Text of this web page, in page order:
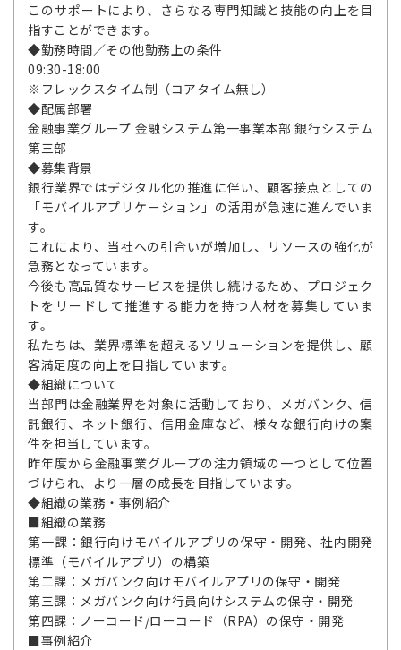
このサポートにより、さらなる専門知識と技能の向上を目
指すことができます。
◆勤務時間／その他勤務上の条件
09:30-18:00
※フレックスタイム制（コアタイム無し）
◆配属部署
金融事業グループ 金融システム第一事業本部 銀行システム
第三部
◆募集背景
銀行業界ではデジタル化の推進に伴い、顧客接点としての
「モバイルアプリケーション」の活用が急速に進んでいま
す。
これにより、当社への引合いが増加し、リソースの強化が
急務となっています。
今後も高品質なサービスを提供し続けるため、プロジェク
トをリードして推進する能力を持つ人材を募集していま
す。
私たちは、業界標準を超えるソリューションを提供し、顧
客満足度の向上を目指しています。
◆組織について
当部門は金融業界を対象に活動しており、メガバンク、信
託銀行、ネット銀行、信用金庫など、様々な銀行向けの案
件を担当しています。
昨年度から金融事業グループの注力領域の一つとして位置
づけられ、より一層の成長を目指しています。
◆組織の業務・事例紹介
■組織の業務
第一課：銀行向けモバイルアプリの保守・開発、社内開発
標準（モバイルアプリ）の構築
第二課：メガバンク向けモバイルアプリの保守・開発
第三課：メガバンク向け行員向けシステムの保守・開発
第四課：ノーコード/ローコード（RPA）の保守・開発
■事例紹介